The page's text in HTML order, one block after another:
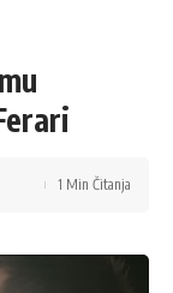
1 Min Čitanja